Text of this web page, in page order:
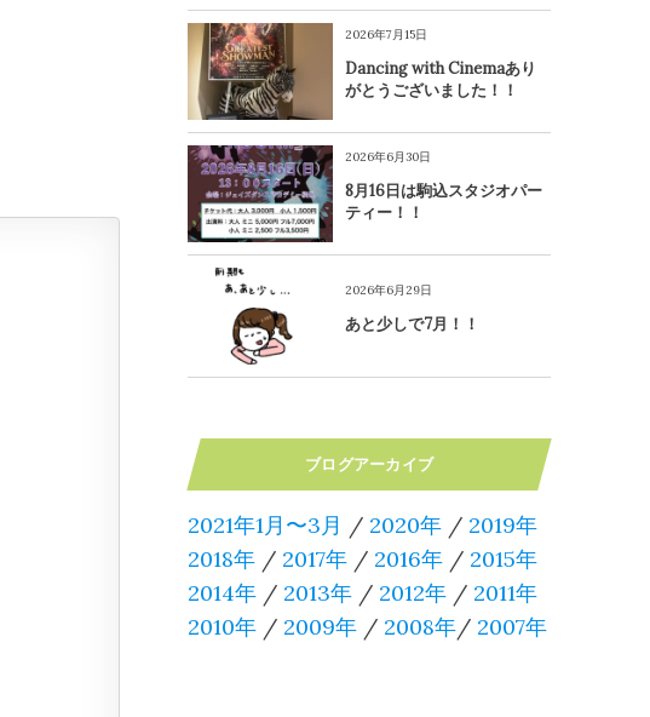
2026年7月15日
Dancing with Cinemaあり
がとうございました！！
2026年6月30日
8月16日は駒込スタジオパー
ティー！！
2026年6月29日
あと少しで7月！！
ブログアーカイブ
2021年1月〜3月 / 2020年 / 2019年
2018年 / 2017年 / 2016年 / 2015年
2014年 / 2013年 / 2012年 / 2011年
2010年 / 2009年 / 2008年/ 2007年